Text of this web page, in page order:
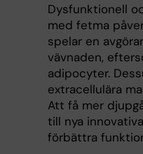
Dysfunktionell
med fetma
spelar en
vävnaden,
adipocyter.
extracellulära
Att få mer
till nya
förbättra